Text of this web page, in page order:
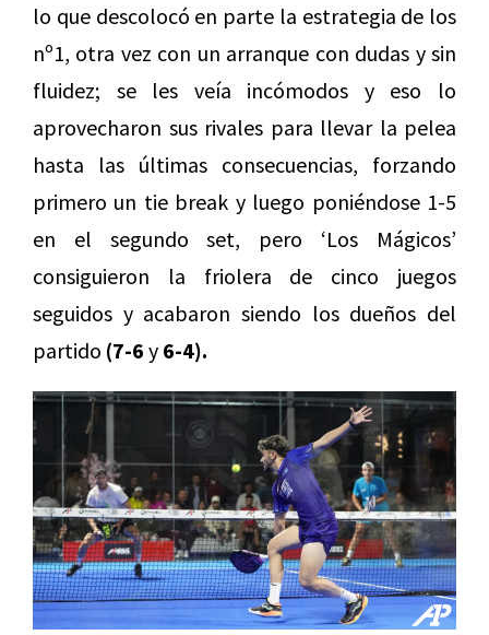
lo que descolocó en parte la estrategia de los
nº1, otra vez con un arranque con dudas y sin
fluidez; se les veía incómodos y eso lo
aprovecharon sus rivales para llevar la pelea
hasta las últimas consecuencias, forzando
primero un tie break y luego poniéndose 1-5
en el segundo set, pero ‘Los Mágicos’
consiguieron la friolera de cinco juegos
seguidos y acabaron siendo los dueños del
partido (7-6 y 6-4).